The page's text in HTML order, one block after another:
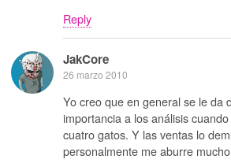
Reply
JakCore
26 marzo 2010
Yo creo que en general se le da
importancia a los análisis
cuatro gatos. Y las ventas lo
personalmente me aburre